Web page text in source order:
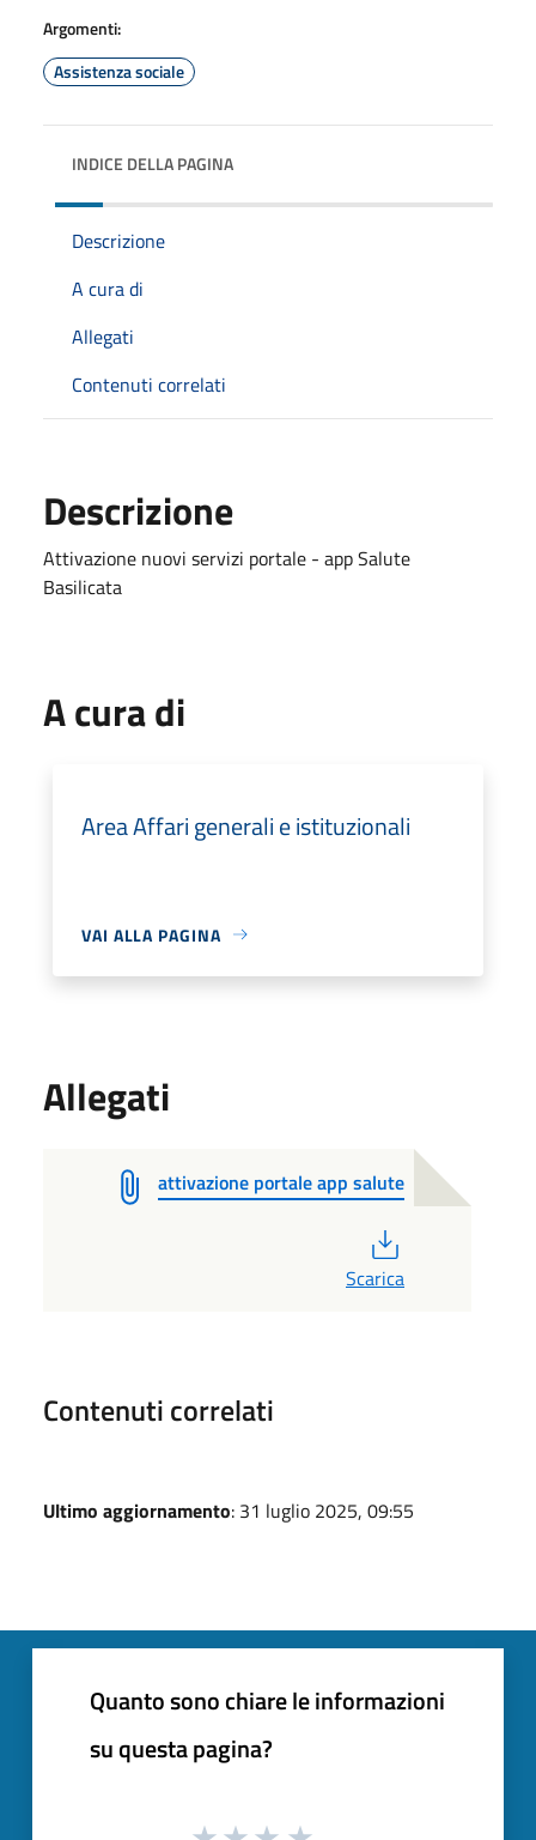
Argomenti:
Assistenza sociale
INDICE DELLA PAGINA
Descrizione
A cura di
Allegati
Contenuti correlati
Descrizione
Attivazione nuovi servizi portale - app Salute
Basilicata
A cura di
Area Affari generali e istituzionali
VAI ALLA PAGINA
Allegati
attivazione portale app salute
Scarica
Contenuti correlati
Ultimo aggiornamento: 31 luglio 2025, 09:55
Quanto sono chiare le informazioni
su questa pagina?